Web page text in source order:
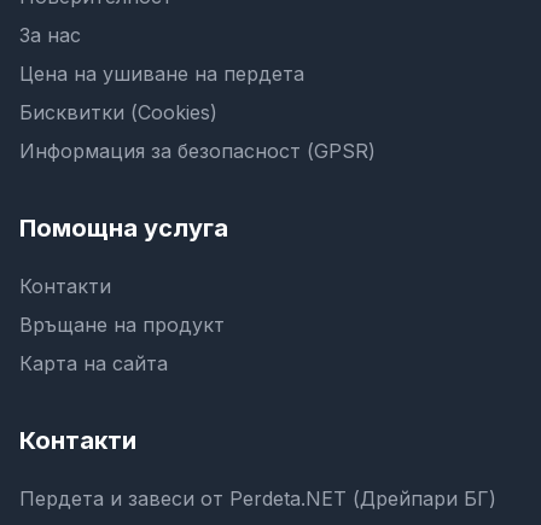
За нас
Цена на ушиване на пердета
Бисквитки (Cookies)
Информация за безопасност (GPSR)
Помощна услуга
Контакти
Връщане на продукт
Карта на сайта
Контакти
Пердета и завеси от Perdeta.NET (Дрейпари БГ)